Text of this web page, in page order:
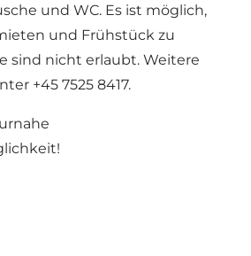
und WC. Es ist möglich,
und Frühstück zu
sind nicht erlaubt. Weitere
+45 7525 8417.